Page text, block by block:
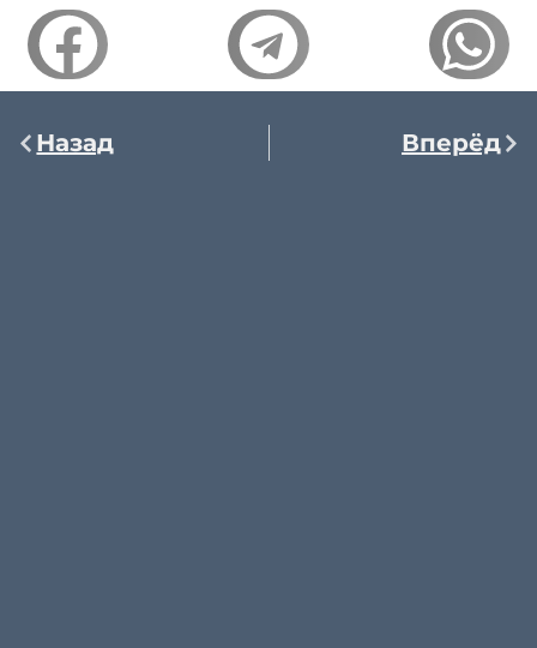
Назад Вперёд